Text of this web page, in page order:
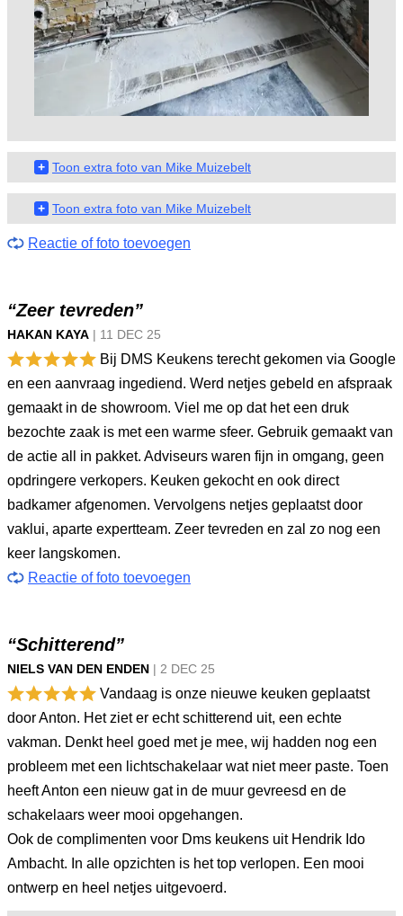
+ Toon extra foto van Mike Muizebelt
+ Toon extra foto van Mike Muizebelt
Reactie of foto toevoegen
“Zeer tevreden”
HAKAN KAYA | 11 DEC 25
Bij DMS Keukens terecht gekomen via Google
en een aanvraag ingediend. Werd netjes gebeld en afspraak
gemaakt in de showroom. Viel me op dat het een druk
bezochte zaak is met een warme sfeer. Gebruik gemaakt van
de actie all in pakket. Adviseurs waren fijn in omgang, geen
opdringere verkopers. Keuken gekocht en ook direct
badkamer afgenomen. Vervolgens netjes geplaatst door
vaklui, aparte expertteam. Zeer tevreden en zal zo nog een
keer langskomen.
Reactie of foto toevoegen
“Schitterend”
NIELS VAN DEN ENDEN | 2 DEC 25
Vandaag is onze nieuwe keuken geplaatst
door Anton. Het ziet er echt schitterend uit, een echte
vakman. Denkt heel goed met je mee, wij hadden nog een
probleem met een lichtschakelaar wat niet meer paste. Toen
heeft Anton een nieuw gat in de muur gevreesd en de
schakelaars weer mooi opgehangen.
Ook de complimenten voor Dms keukens uit Hendrik Ido
Ambacht. In alle opzichten is het top verlopen. Een mooi
ontwerp en heel netjes uitgevoerd.